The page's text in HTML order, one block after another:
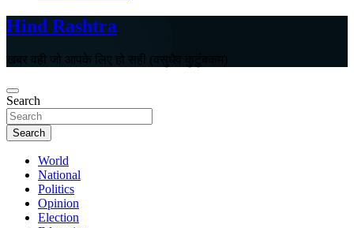
Hind Rashtra
खबर वही जो आपके लिए हो सही (वसुधैव कुटुंबकम)
Search
Search
World
National
Politics
Opinion
Election